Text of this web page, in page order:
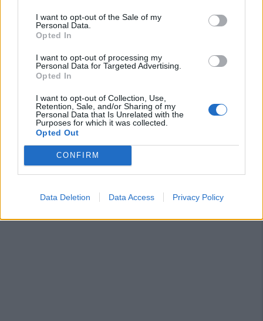
I want to opt-out of the Sale of my
Personal Data.
Opted In
I want to opt-out of processing my
Personal Data for Targeted Advertising.
Opted In
I want to opt-out of Collection, Use,
Retention, Sale, and/or Sharing of my
Personal Data that Is Unrelated with the
Purposes for which it was collected.
Opted Out
CONFIRM
Data Deletion Data Access Privacy Policy
La Villacidrese torna in Eccellenza,
l'Antiochense va in Promozione, Golfo
Carbonia, l'ex presidente Canu: «Lasciai i
31 Lug 2026
Il Carbonia non si iscrive, Meloni:
«Impossibilitati nel far fronte alle vertenze
dei giocatori»
31 Lug 2026